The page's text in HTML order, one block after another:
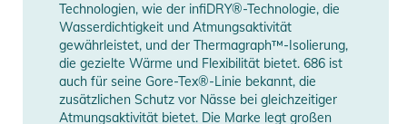
Bergbedingungen
- Front-Reißverschluss mit sicherem Verschluss
- Liftpass-Öse an der Gürtelschlaufe für Komfort
- Fronttaschen mit integriertem Schlüsselclip
- Innere Gripper-Elastik mit Boot-Haken für sicheren Sitz über
Technologien, wie der infiDRY®-Technologie, die
Wasserdichtigkeit und Atmungsaktivität
gewährleistet, und der Thermagraph™-Isolierung,
die gezielte Wärme und Flexibilität bietet. 686 ist
auch für seine Gore-Tex®-Linie bekannt, die
zusätzlichen Schutz vor Nässe bei gleichzeitiger
Atmungsaktivität bietet. Die Marke legt großen